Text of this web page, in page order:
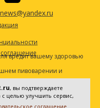
соглашение
вредит вашему здоровью
пивоварении и
Зарегистрировано в
связи, информационных
, вы подтверждаете
с целью улучшить сервис,
соглашение